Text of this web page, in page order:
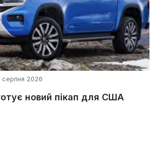
серпня 2026
новий пікап для США